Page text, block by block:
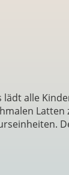
alle
Latten